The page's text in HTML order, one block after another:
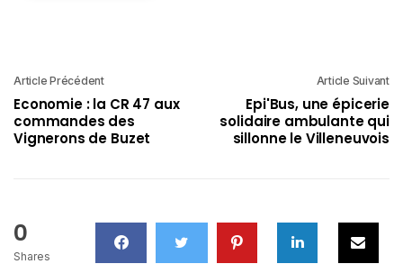
Article Précédent
Economie : la CR 47 aux
commandes des
Vignerons de Buzet
Article Suivant
Epi'Bus, une épicerie
solidaire ambulante qui
sillonne le Villeneuvois
0
Shares